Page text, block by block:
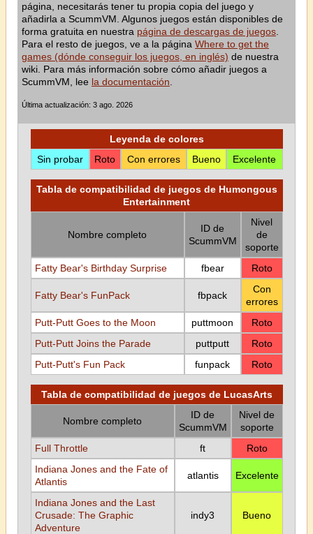
página, necesitarás tener tu propia copia del juego y
añadirla a ScummVM. Algunos juegos están disponibles de
forma gratuita en nuestra página de descargas de juegos
Para el resto de juegos, ve a la página Where to get the
games (dónde conseguir los juegos, en inglés) de nuestra
wiki. Para más información sobre cómo añadir juegos a
ScummVM, lee la documentación
Última actualización: 3 ago. 2026
Leyenda de colores
Sin probar
Roto Con errores Bueno Excelente
Tabla de compatibilidad de juegos de Humongous
Entertainment
Nombre completo
ID de
ScummVM
Nivel
de
soporte
Fatty Bear's Birthday Surprise
fbear Roto
Fatty Bear's FunPack fbpack
Con
errores
Putt-Putt Goes to the Moon
puttmoon
Roto
Putt-Putt Joins the Parade
puttputt
Roto
Putt-Putt's Fun Pack
funpack Roto
Tabla de compatibilidad de juegos de LucasArts
Nombre completo
ID de
ScummVM
Nivel de
soporte
Full Throttle
ft
Roto
Indiana Jones and the Fate of
Atlantis
atlantis Excelente
Indiana Jones and the Last
Crusade: The Graphic
Adventure
indy3 Bueno